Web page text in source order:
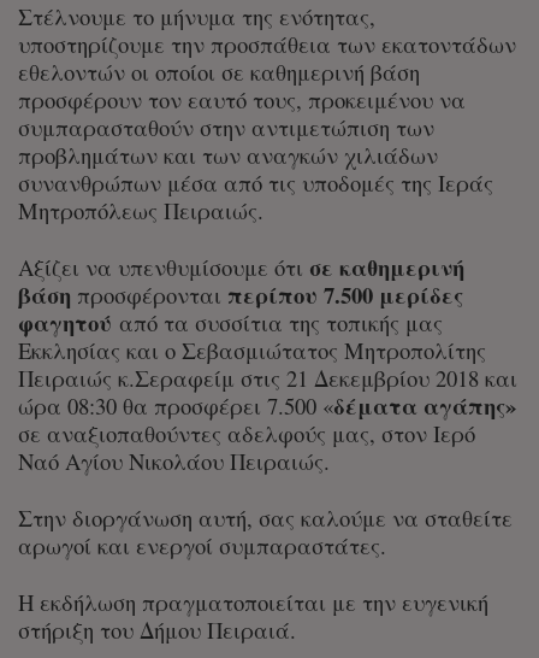
Στέλνουμε το μήνυμα της ενότητας,
υποστηρίζουμε την προσπάθεια των εκατοντάδων
εθελοντών οι οποίοι σε καθημερινή βάση
προσφέρουν τον εαυτό τους, προκειμένου να
συμπαρασταθούν στην αντιμετώπιση των
προβλημάτων και των αναγκών χιλιάδων
συνανθρώπων μέσα από τις υποδομές της Ιεράς
Μητροπόλεως Πειραιώς.
Αξίζει να υπενθυμίσουμε ότι σε καθημερινή
βάση προσφέρονται περίπου 7.500 μερίδες
φαγητού από τα συσσίτια της τοπικής μας
Εκκλησίας και ο Σεβασμιώτατος Μητροπολίτης
Πειραιώς κ.Σεραφείμ στις 21 Δεκεμβρίου 2018 και
ώρα 08:30 θα προσφέρει 7.500 «δέματα αγάπης»
σε αναξιοπαθούντες αδελφούς μας, στον Ιερό
Ναό Αγίου Νικολάου Πειραιώς.
Στην διοργάνωση αυτή, σας καλούμε να σταθείτε
αρωγοί και ενεργοί συμπαραστάτες.
Η εκδήλωση πραγματοποιείται με την ευγενική
στήριξη του Δήμου Πειραιά.